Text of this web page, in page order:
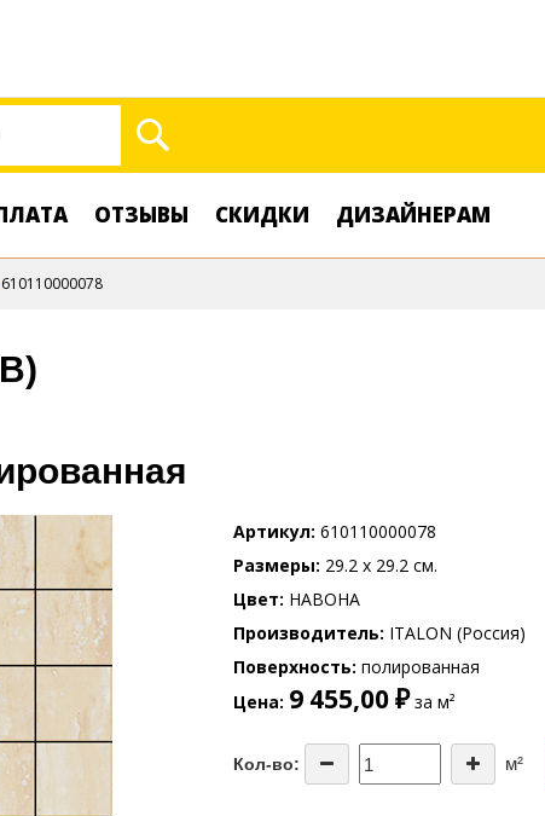
ОТЗЫВЫ СКИДКИ ДИЗАЙНЕРАМ
610110000078
Артикул 610110000078
Размеры 29.2 x 29.2 см.
Цвет НАВОНА
Производитель ITALON (Россия)
Поверхность полированная
Цена 9 455,00 ₽за м²
Кол-во: м²